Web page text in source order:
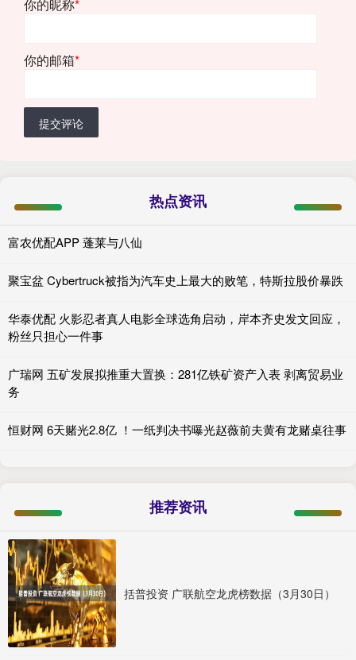
你的昵称*
你的邮箱*
提交评论
热点资讯
富农优配APP 蓬莱与八仙
聚宝盆 Cybertruck被指为汽车史上最大的败笔，特斯拉股价暴跌
华泰优配 火影忍者真人电影全球选角启动，岸本齐史发文回应，
粉丝只担心一件事
广瑞网 五矿发展拟推重大置换：281亿铁矿资产入表 剥离贸易业
务
恒财网 6天赌光2.8亿 ！一纸判决书曝光赵薇前夫黄有龙赌桌往事
推荐资讯
括普投资 广联航空龙虎榜数据（3月30日）